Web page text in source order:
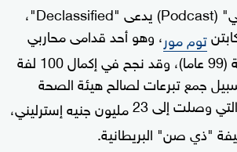
وخلال "تدوين صوتي" (Podcast) يدعى "Declassified"،
توم مور، وهو أحد قدامى محاربي
الحرب العالمية الثانية (99 عاما)، وقد نجح في إكمال 100 لفة
جمع تبرعات لصالح هيئة الصحة
وصلت إلى 23
مليون جنيه إسترليني،
"ذي صن" البريطانية.